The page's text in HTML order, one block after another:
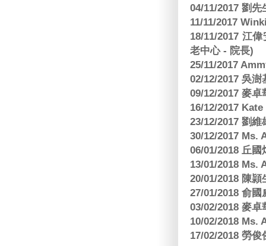
04/11/2017 劉
11/11/2017
18/11/2017 江
老中心 - 院長)
25/11/2017
02/12/2017 吳
09/12/2017 麥
16/12/2017
23/12/2017 劉
30/12/2017 Ms.
06/01/2018 丘
13/01/2018 Ms.
20/01/2018 陳
27/01/2018 俞
03/02/2018 麥
10/02/2018 Ms.
17/02/2018 勞